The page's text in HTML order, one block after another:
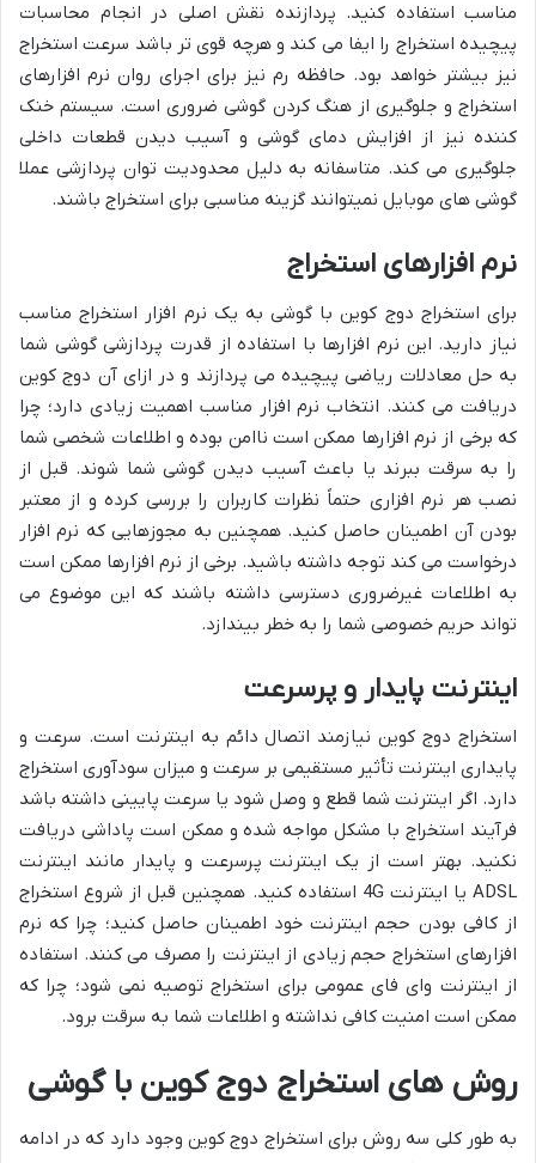
مناسب استفاده کنید. پردازنده نقش اصلی در انجام محاسبات
پیچیده استخراج را ایفا می کند و هرچه قوی تر باشد سرعت استخراج
نیز بیشتر خواهد بود. حافظه رم نیز برای اجرای روان نرم افزارهای
استخراج و جلوگیری از هنگ کردن گوشی ضروری است. سیستم خنک
کننده نیز از افزایش دمای گوشی و آسیب دیدن قطعات داخلی
جلوگیری می کند. متاسفانه به دلیل محدودیت توان پردازشی عملا
گوشی های موبایل نمیتوانند گزینه مناسبی برای استخراج باشند.
نرم افزارهای استخراج
برای استخراج دوج کوین با گوشی به یک نرم افزار استخراج مناسب
نیاز دارید. این نرم افزارها با استفاده از قدرت پردازشی گوشی شما
به حل معادلات ریاضی پیچیده می پردازند و در ازای آن دوج کوین
دریافت می کنند. انتخاب نرم افزار مناسب اهمیت زیادی دارد؛ چرا
که برخی از نرم افزارها ممکن است ناامن بوده و اطلاعات شخصی شما
را به سرقت ببرند یا باعث آسیب دیدن گوشی شما شوند. قبل از
نصب هر نرم افزاری حتماً نظرات کاربران را بررسی کرده و از معتبر
بودن آن اطمینان حاصل کنید. همچنین به مجوزهایی که نرم افزار
درخواست می کند توجه داشته باشید. برخی از نرم افزارها ممکن است
به اطلاعات غیرضروری دسترسی داشته باشند که این موضوع می
تواند حریم خصوصی شما را به خطر بیندازد.
اینترنت پایدار و پرسرعت
استخراج دوج کوین نیازمند اتصال دائم به اینترنت است. سرعت و
پایداری اینترنت تأثیر مستقیمی بر سرعت و میزان سودآوری استخراج
دارد. اگر اینترنت شما قطع و وصل شود یا سرعت پایینی داشته باشد
فرآیند استخراج با مشکل مواجه شده و ممکن است پاداشی دریافت
نکنید. بهتر است از یک اینترنت پرسرعت و پایدار مانند اینترنت
ADSL یا اینترنت 4G استفاده کنید. همچنین قبل از شروع استخراج
از کافی بودن حجم اینترنت خود اطمینان حاصل کنید؛ چرا که نرم
افزارهای استخراج حجم زیادی از اینترنت را مصرف می کنند. استفاده
از اینترنت وای فای عمومی برای استخراج توصیه نمی شود؛ چرا که
ممکن است امنیت کافی نداشته و اطلاعات شما به سرقت برود.
روش های استخراج دوج کوین با گوشی
به طور کلی سه روش برای استخراج دوج کوین وجود دارد که در ادامه